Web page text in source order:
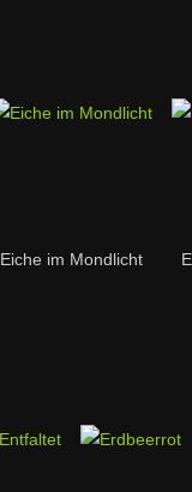
Eiche im Mondlicht